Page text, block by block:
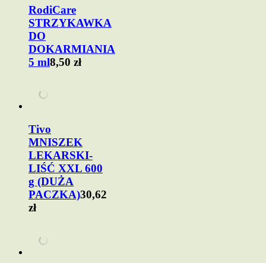
RodiCare
STRZYKAWKA
DO
DOKARMIANIA
5 ml8,50 zł
Tivo
MNISZEK
LEKARSKI-
LIŚĆ XXL 600
g (DUŻA
PACZKA)30,62
zł